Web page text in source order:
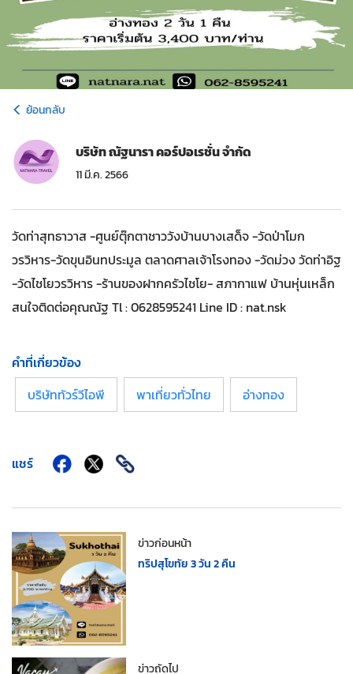
ย้อนกลับ
บริษัท ณัฐนารา คอร์ปอเรชั่น จำกัด
11 มี.ค. 2566
วัดท่าสุทธาวาส -ศูนย์ตุ๊กตาชาววังบ้านบางเสด็จ -วัดป่าโมก
วรวิหาร-วัดขุนอินทประมูล ตลาดศาลเจ้าโรงทอง -วัดม่วง วัดท่าอิฐ
-วัดไชโยวรวิหาร -ร้านของฝากครัวไชโย- สภากาแฟ บ้านหุ่นเหล็ก
สนใจติดต่อคุณณัฐ Tl : 0628595241 Line ID : nat.nsk
คำที่เกี่ยวข้อง
บริษัททัวร์วีไอพี
พาเที่ยวทั่วไทย อ่างทอง
แชร์
ข่าวก่อนหน้า
ทริปสุโขทัย 3 วัน 2 คืน
ข่าวถัดไป